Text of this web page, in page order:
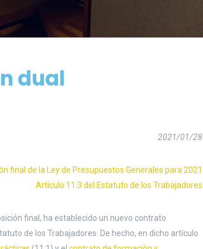
dual
2021/01/28
final de la Ley de Presupuestos Generales para 2021
Artículo 11.3 del Estatuto de los Trabajadores
final, ha establecido un nuevo contrato
de los Trabajadores. De hecho, en dicho artículo